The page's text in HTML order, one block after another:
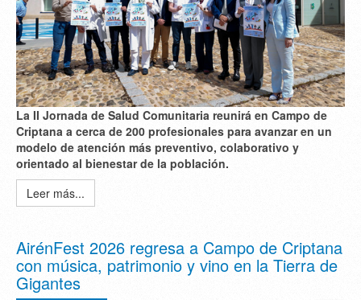
La II Jornada de Salud Comunitaria reunirá en Campo de
Criptana a cerca de 200 profesionales para avanzar en un
modelo de atención más preventivo, colaborativo y
orientado al bienestar de la población.
Leer más...
AirénFest 2026 regresa a Campo de Criptana
con música, patrimonio y vino en la Tierra de
Gigantes